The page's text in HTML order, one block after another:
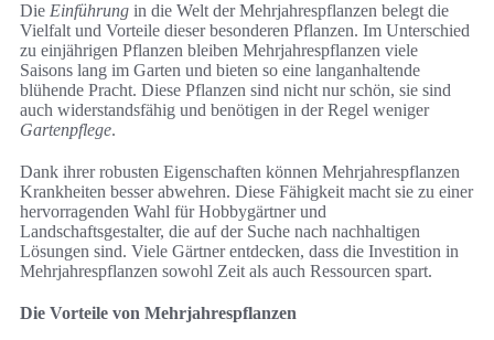
Die Einführung in die Welt der Mehrjahrespflanzen belegt die
Vielfalt und Vorteile dieser besonderen Pflanzen. Im Unterschied
zu einjährigen Pflanzen bleiben Mehrjahrespflanzen viele
Saisons lang im Garten und bieten so eine langanhaltende
blühende Pracht. Diese Pflanzen sind nicht nur schön, sie sind
auch widerstandsfähig und benötigen in der Regel weniger
Gartenpflege.
Dank ihrer robusten Eigenschaften können Mehrjahrespflanzen
Krankheiten besser abwehren. Diese Fähigkeit macht sie zu einer
hervorragenden Wahl für Hobbygärtner und
Landschaftsgestalter, die auf der Suche nach nachhaltigen
Lösungen sind. Viele Gärtner entdecken, dass die Investition in
Mehrjahrespflanzen sowohl Zeit als auch Ressourcen spart.
Die Vorteile von Mehrjahrespflanzen